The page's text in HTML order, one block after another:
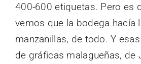
400-600 etiquetas. Pero es
vemos que la bodega hacía
manzanillas, de todo. Y
de gráficas malagueñas, de